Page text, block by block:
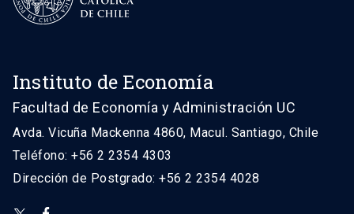
Instituto de Economía
Facultad de Economía y Administración UC
Avda. Vicuña Mackenna 4860, Macul. Santiago, Chile
Teléfono: +56 2 2354 4303
Dirección de Postgrado: +56 2 2354 4028